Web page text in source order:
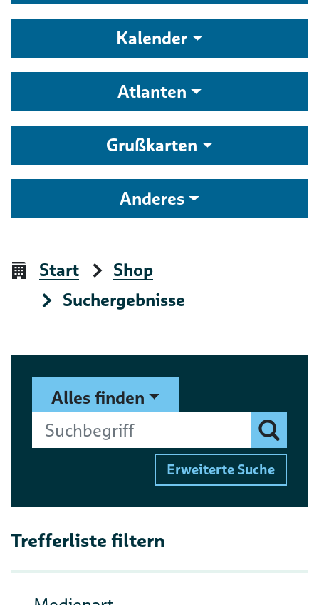
Kalender
Atlanten
Grußkarten
Anderes
Start
Shop
Suchergebnisse
Suchformular
Alles finden
Suchbegriff
Finden
Erweiterte Suche
Trefferliste filtern